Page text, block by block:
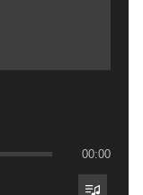
00:00